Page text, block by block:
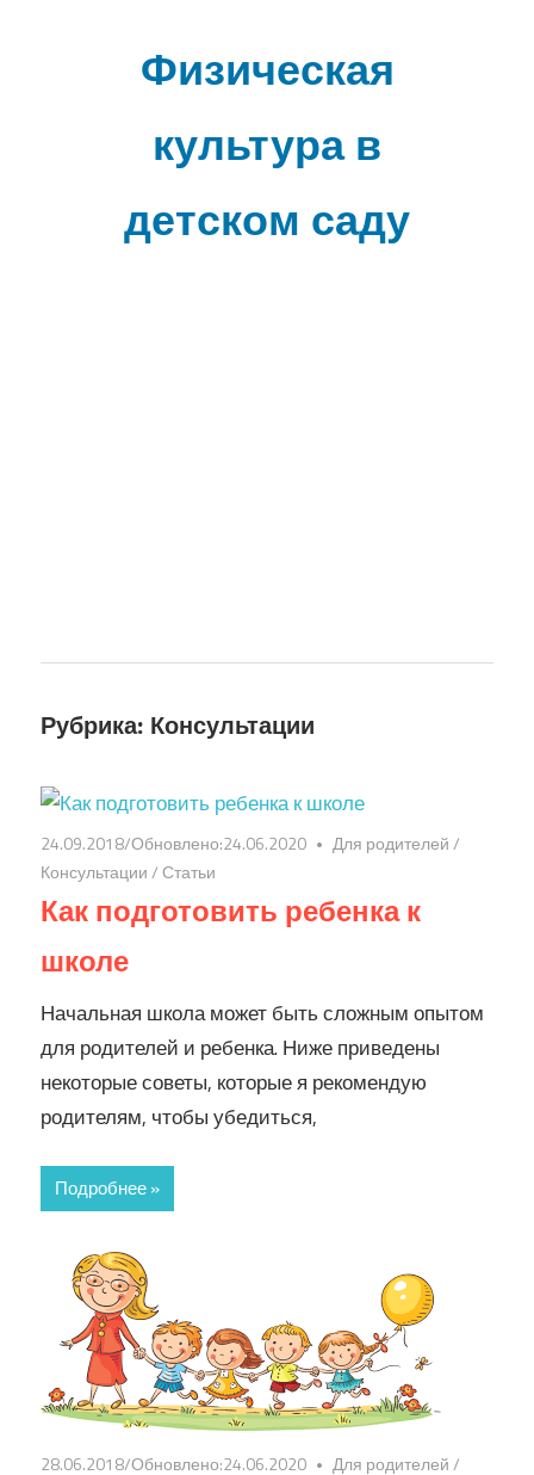
Физическая
культура в
детском саду
Рубрика: Консультации
24.09.2018/Обновлено:24.06.2020 Для родителей/
Консультации/Статьи
Как подготовить ребенка к
школе
Начальная школа может быть сложным опытом
для родителей и ребенка. Ниже приведены
некоторые советы, которые я рекомендую
родителям, чтобы убедиться,
Подробнее »
28.06.2018/Обновлено:24.06.2020 Для родителей/